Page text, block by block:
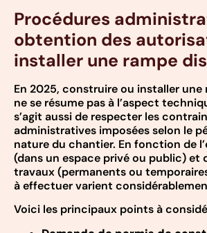
Procédures
obtention des
installer une rampe
En 2025, construire ou installer une
ne se résume pas à l’aspect
s’agit aussi de respecter les
administratives imposées selon le
nature du chantier. En fonction de
(dans un espace privé ou public) et
travaux (permanents ou
à effectuer varient
Voici les principaux points à